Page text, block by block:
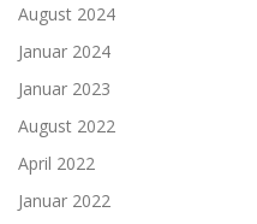
August 2024
Januar 2024
Januar 2023
August 2022
April 2022
Januar 2022